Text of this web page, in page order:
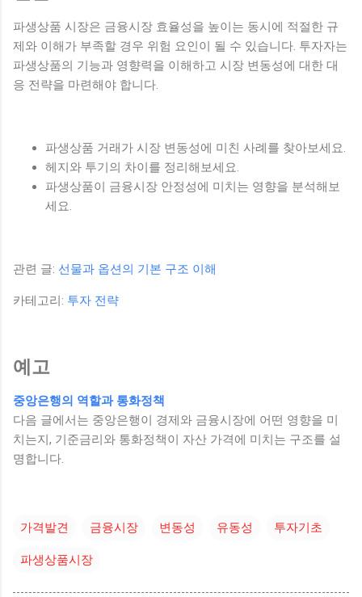
파생상품 시장은 금융시장 효율성을 높이는 동시에 적절한 규
제와 이해가 부족할 경우 위험 요인이 될 수 있습니다. 투자자는
파생상품의 기능과 영향력을 이해하고 시장 변동성에 대한 대
응 전략을 마련해야 합니다.
파생상품 거래가 시장 변동성에 미친 사례를 찾아보세요.
헤지와 투기의 차이를 정리해보세요.
파생상품이 금융시장 안정성에 미치는 영향을 분석해보
세요.
관련 글: 선물과 옵션의 기본 구조 이해
카테고리: 투자 전략
예고
중앙은행의 역할과 통화정책
다음 글에서는 중앙은행이 경제와 금융시장에 어떤 영향을 미
치는지, 기준금리와 통화정책이 자산 가격에 미치는 구조를 설
명합니다.
가격발견 금융시장 변동성 유동성 투자기초
파생상품시장